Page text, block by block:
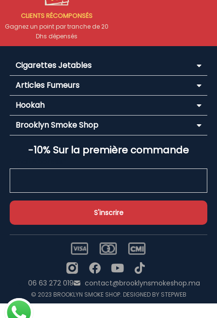
CLIENTS RÉCOMPONSÉS
Gagnez un point par tranche de 20
Dhs dépensés
Cigarettes Jetables
Articles Fumeurs
Hookah
Brooklyn Smoke Shop
-10% Sur la première commande
© 2023 BROOKLYN SMOKE SHOP. DESIGNED BY STEPWEB
06 63 272 019 contact@brooklynsmokeshop.ma